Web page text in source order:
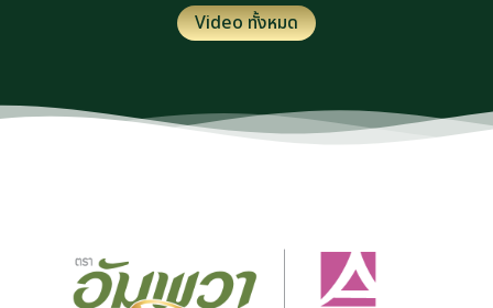
Video ทั้งหมด